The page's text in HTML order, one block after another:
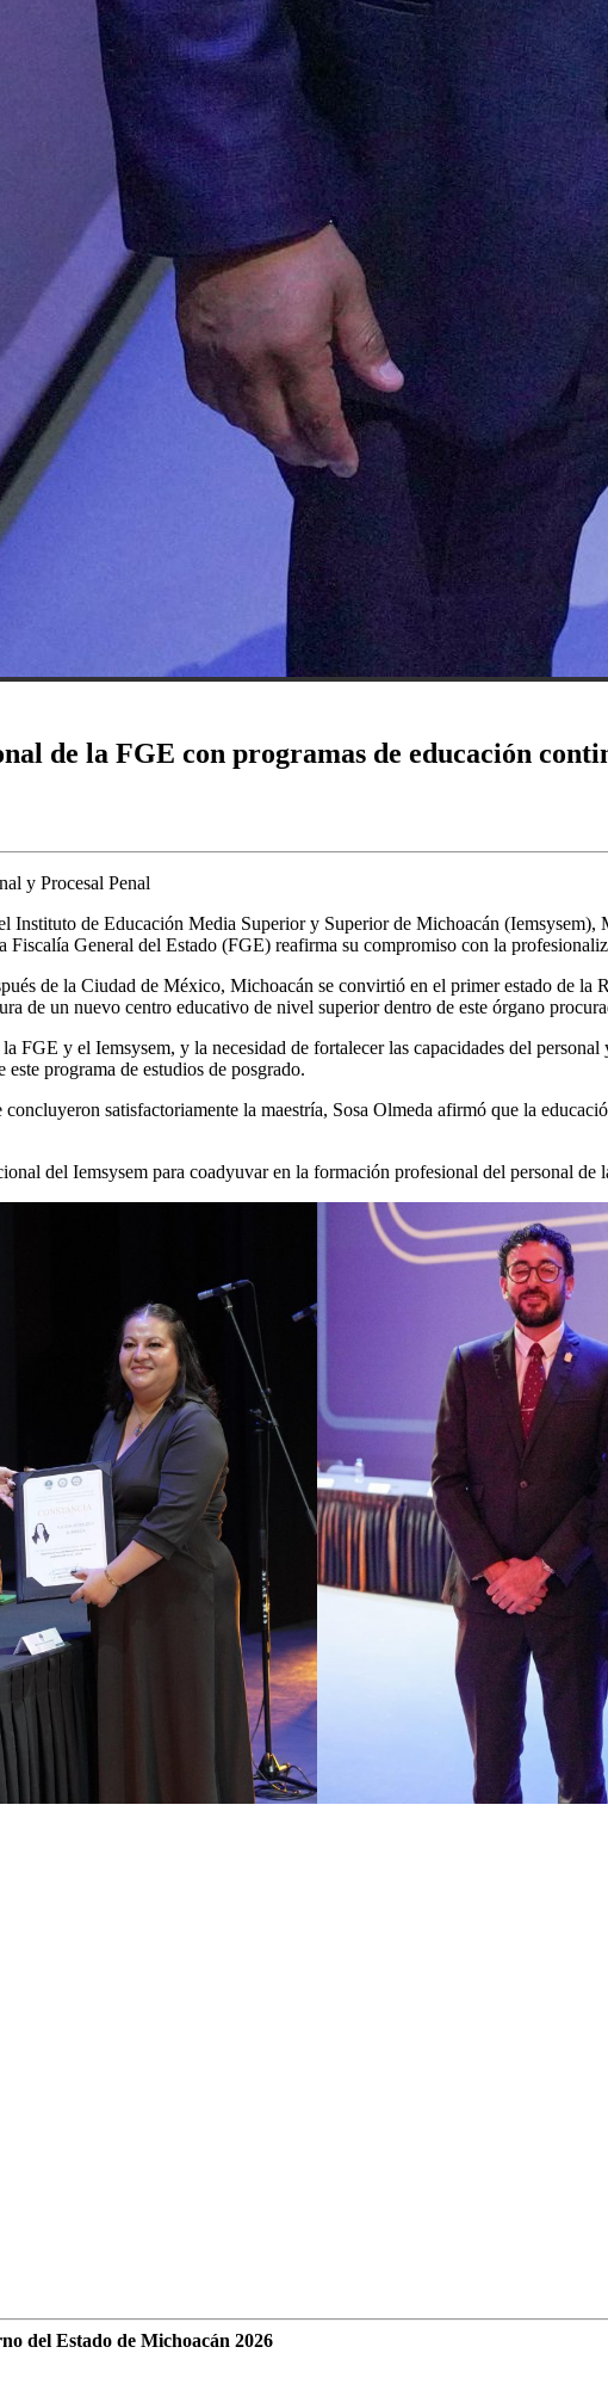
de la FGE con programas de educación
y Procesal Penal
Instituto de Educación Media Superior y Superior de Michoacán (Iemsysem),
Fiscalía General del Estado (FGE) reafirma su compromiso con la
de la Ciudad de México, Michoacán se convirtió en el primer estado de la
de un nuevo centro educativo de nivel superior dentro de este órgano
FGE y el Iemsysem, y la necesidad de fortalecer las capacidades del
programa de estudios de posgrado.
satisfactoriamente la maestría, Sosa Olmeda afirmó que la
del Iemsysem para coadyuvar en la formación profesional del personal de
del Estado de Michoacán 2026